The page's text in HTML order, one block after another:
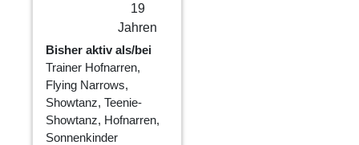
19
Jahren
Bisher aktiv als/bei
Trainer Hofnarren,
Flying Narrows,
Showtanz, Teenie-
Showtanz, Hofnarren,
Sonnenkinder